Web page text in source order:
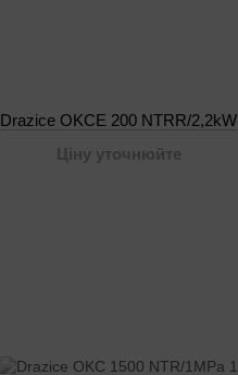
Drazice OKCE 200 NTRR/2,2kW
Ціну уточнюйте